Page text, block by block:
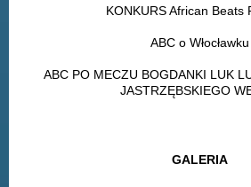
KONKURS African Beats
ABC o Włocławku
ABC PO MECZU BOGDANKI LUK
JASTRZĘBSKIEGO
GALERIA